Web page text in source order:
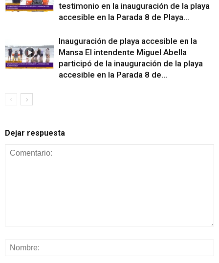
testimonio en la inauguración de la playa
accesible en la Parada 8 de Playa...
Inauguración de playa accesible en la
Mansa El intendente Miguel Abella
participó de la inauguración de la playa
accesible en la Parada 8 de...
Dejar respuesta